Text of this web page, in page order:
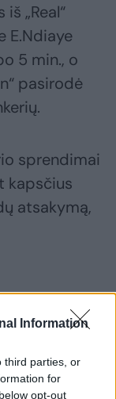
Information
third parties, or
for
opt-out
„Real“
E.Ndiaye
5 min., o
pasirodė
sprendimai
kapsčius
atsakymą,
strategas